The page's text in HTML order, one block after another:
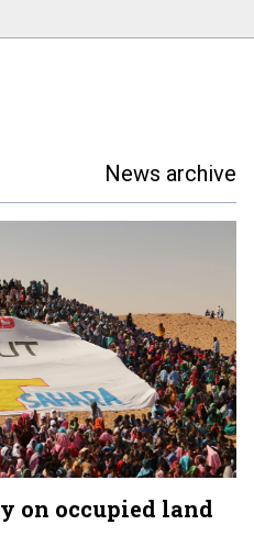
News archive
on occupied land